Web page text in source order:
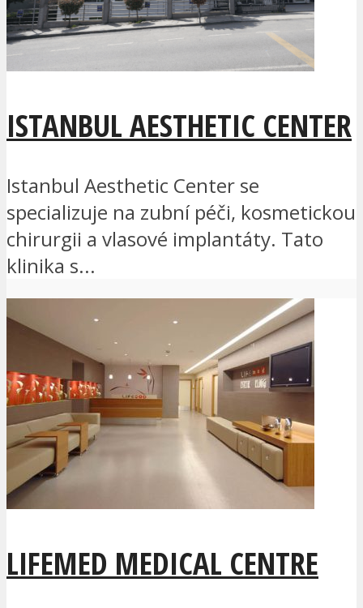
ISTANBUL AESTHETIC CENTER
Istanbul Aesthetic Center se
specializuje na zubní péči, kosmetickou
chirurgii a vlasové implantáty. Tato
klinika s...
LIFEMED MEDICAL CENTRE